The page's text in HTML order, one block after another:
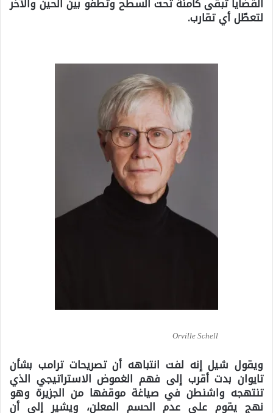
لتعطّل أي تقارب.
Orville Schell
ويقول شيل إنه لفت انتباهه أن تصريحات ترامب بشأن
تايوان بدت أقرب إلى فهم الغموض الاستراتيجي الذي
تنتهجه واشنطن في صياغة موقفها من الجزيرة وهو
نهج يقوم على عدم الحسم المعلن، ويشير إلى أن